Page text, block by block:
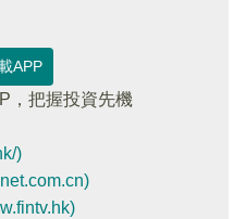
APP
，把握投資先機
)